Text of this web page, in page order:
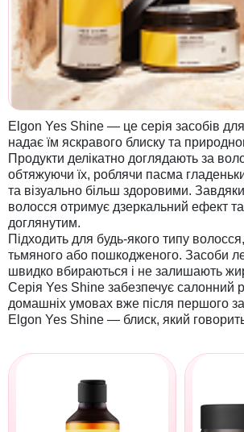
Elgon Yes Shine — це серія засобів
надає їм яскравого блиску та
Продукти делікатно доглядають за
обтяжуючи їх, роблячи пасма
та візуально більш здоровими.
волосся отримує дзеркальний ефект
доглянутим.
Підходить для будь-якого типу
тьмяного або пошкодженого. Засоби
швидко вбираються і не залишають
Серія Yes Shine забезпечує салонний
домашніх умовах вже після першого
Elgon Yes Shine — блиск, який